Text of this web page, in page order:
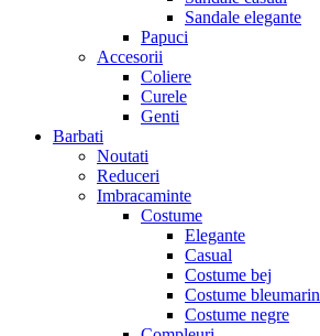
Sandale elegante
Papuci
Accesorii
Coliere
Curele
Genti
Barbati
Noutati
Reduceri
Imbracaminte
Costume
Elegante
Casual
Costume bej
Costume bleumarin
Costume negre